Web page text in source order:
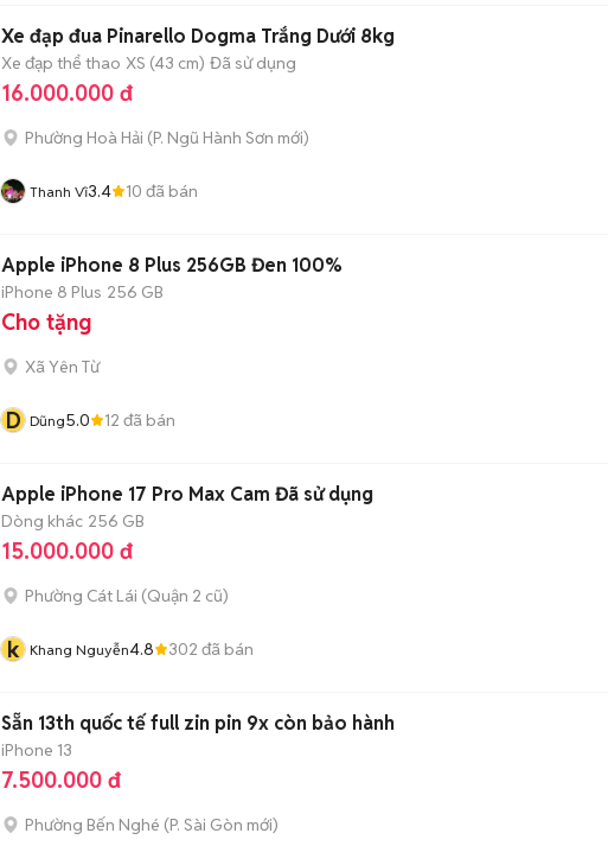
Xe đạp đua Pinarello Dogma Trắng Dưới 8kg
Xe đạp thể thao XS (43 cm) Đã sử dụng
16.000.000 đ
Phường Hoà Hải (P. Ngũ Hành Sơn mới)
Thanh Vĩ3.4 10 đã bán
Apple iPhone 8 Plus 256GB Đen 100%
iPhone 8 Plus 256 GB
Cho tặng
Xã Yên Từ
D Dũng5.0 12 đã bán
Apple iPhone 17 Pro Max Cam Đã sử dụng
Dòng khác 256 GB
15.000.000 đ
Phường Cát Lái (Quận 2 cũ)
k Khang Nguyễn4.8 302 đã bán
Sẵn 13th quốc tế full zin pin 9x còn bảo hành
iPhone 13
7.500.000 đ
Phường Bến Nghé (P. Sài Gòn mới)